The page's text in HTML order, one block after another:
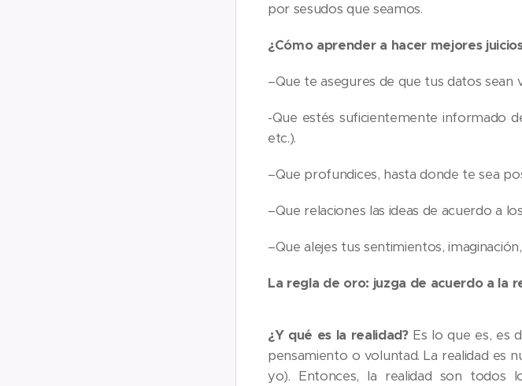
por sesudos que seamos.
¿Cómo aprender a hacer mejores
–Que te asegures de que tus datos sean
-Que estés suficientemente informado
etc.).
–Que profundices, hasta donde te sea
–Que relaciones las ideas de acuerdo a
–Que alejes tus sentimientos,
La regla de oro: juzga de acuerdo a la
¿Y qué es la realidad? Es lo que es, es
pensamiento o voluntad. La realidad
yo). Entonces, la realidad son todos